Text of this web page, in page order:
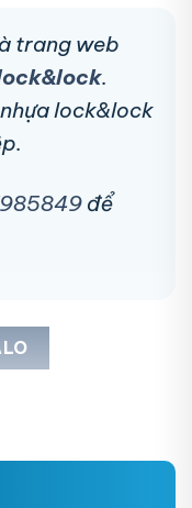
trang web
.
lock&lock
để